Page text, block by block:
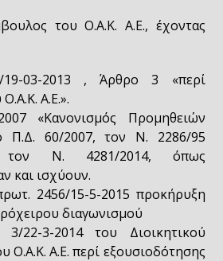
του Ο.Α.Κ. Α.Ε., έχοντας
03-2013 , Άρθρο 3 «περί
Α.Ε.».
«Κανονισμός Προμηθειών
Π.Δ. 60/2007, τον Ν. 2286/95
Ν. 4281/2014, όπως
και ισχύουν.
2456/15-5-2015 προκήρυξη
διαγωνισμού
22-3-2014 του Διοικητικού
Ο.Α.Κ. Α.Ε. περί εξουσιοδότησης